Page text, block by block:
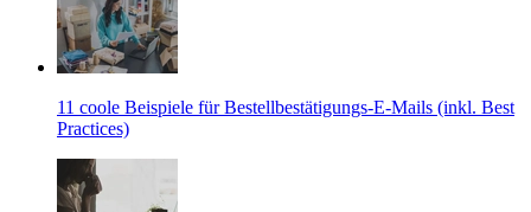
11 coole Beispiele für Bestellbestätigungs-E-Mails (inkl. Best
Practices)